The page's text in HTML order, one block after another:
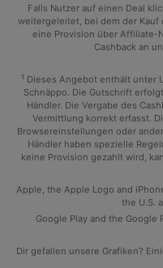
Falls Nutzer auf einen Deal
weitergeleitet, bei dem der
eine Provision über Affiliate-
Cashback an
1 Dieses Angebot enthält unter
Schnäppo. Die Gutschrift
Händler. Die Vergabe des
Vermittlung korrekt erfasst.
Browsereinstellungen oder
Händler haben spezielle
keine Provision gezahlt wird,
Apple, the Apple Logo and
the U.S.
Google Play and the Google
Dir gefallen unsere Grafiken?